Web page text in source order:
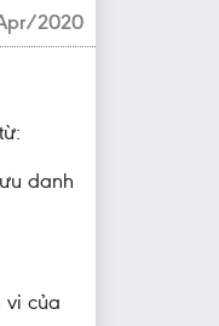
2020
danh
vi của